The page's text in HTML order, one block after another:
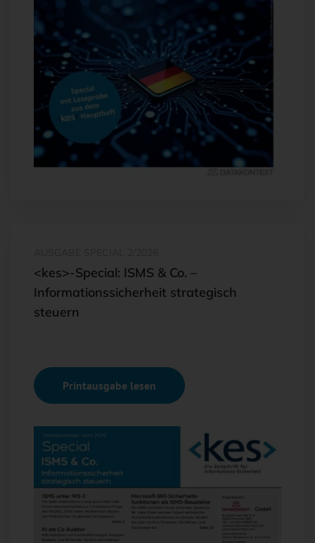
<kes>-Special: ISMS & Co. –
Informationssicherheit strategisch
steuern
Printausgabe lesen